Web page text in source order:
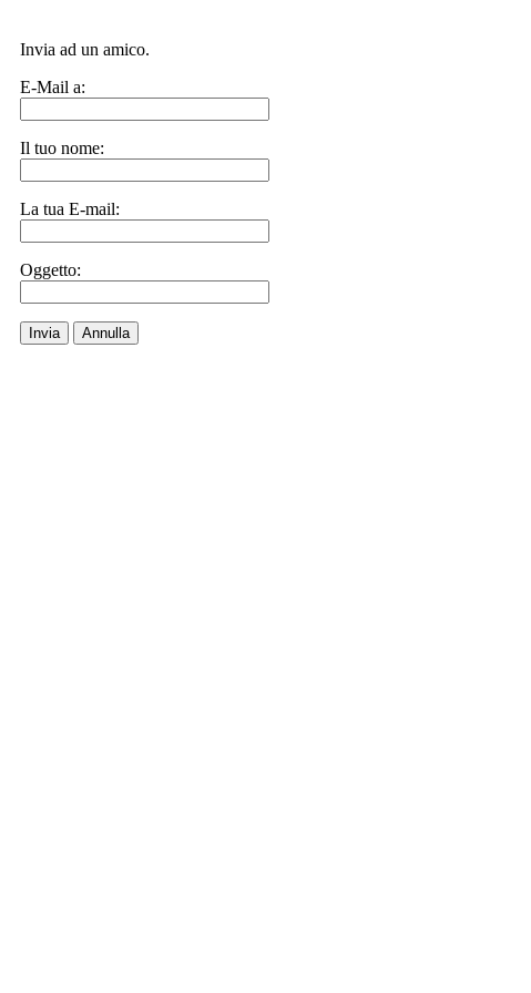
Invia ad un amico.
E-Mail a:
Il tuo nome:
La tua E-mail:
Oggetto:
Invia Annulla